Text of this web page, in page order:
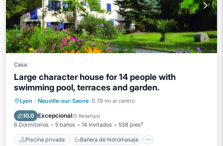
Casa
Large character house for 14 people with
swimming pool, terraces and garden.
Lyon · Neuville-sur-Saone 0.79 mi al centro
10.0 Excepcional(5 Reseñas)
6 Dormitorios 5 baños 14 Invitados 538 pies²
Piscina privada Bañera de hidromasaje
Piscina privada
Bañera de hidromasaje
Aparcamiento